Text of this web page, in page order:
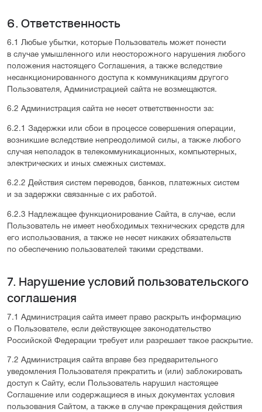
6. Ответственность
6.1 Любые убытки, которые Пользователь может понести
в случае умышленного или неосторожного нарушения любого
положения настоящего Соглашения, а также вследствие
несанкционированного доступа к коммуникациям другого
Пользователя, Администрацией сайта не возмещаются.
6.2 Администрация сайта не несет ответственности за:
6.2.1 Задержки или сбои в процессе совершения операции,
возникшие вследствие непреодолимой силы, а также любого
случая неполадок в телекоммуникационных, компьютерных,
электрических и иных смежных системах.
6.2.2 Действия систем переводов, банков, платежных систем
и за задержки связанные с их работой.
6.2.3 Надлежащее функционирование Сайта, в случае, если
Пользователь не имеет необходимых технических средств для
его использования, а также не несет никаких обязательств
по обеспечению пользователей такими средствами.
7. Нарушение условий пользовательского
соглашения
7.1 Администрация сайта имеет право раскрыть информацию
о Пользователе, если действующее законодательство
Российской Федерации требует или разрешает такое раскрытие.
7.2 Администрация сайта вправе без предварительного
уведомления Пользователя прекратить и (или) заблокировать
доступ к Сайту, если Пользователь нарушил настоящее
Соглашение или содержащиеся в иных документах условия
пользования Сайтом, а также в случае прекращения действия